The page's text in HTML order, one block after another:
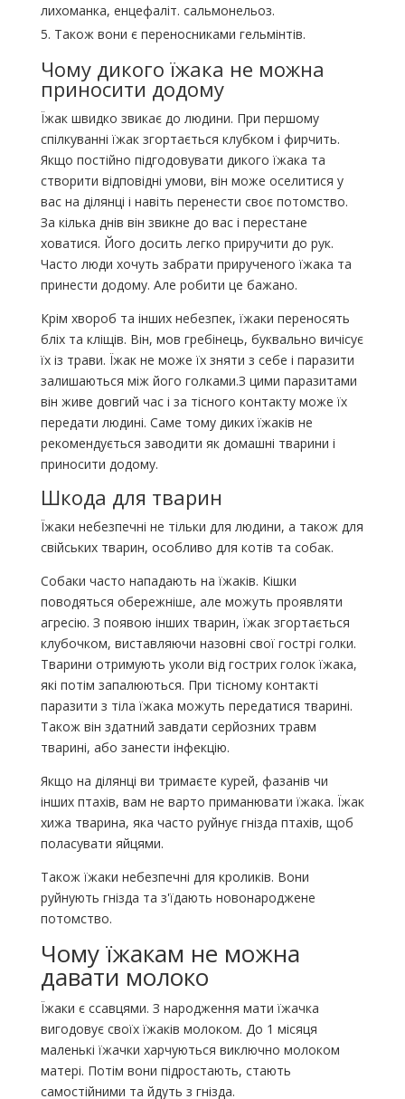
лихоманка, енцефаліт. сальмонельоз.
Також вони є переносниками гельмінтів.
Чому дикого їжака не можна
приносити додому
Їжак швидко звикає до людини. При першому
спілкуванні їжак згортається клубком і фирчить.
Якщо постійно підгодовувати дикого їжака та
створити відповідні умови, він може оселитися у
вас на ділянці і навіть перенести своє потомство.
За кілька днів він звикне до вас і перестане
ховатися. Його досить легко приручити до рук.
Часто люди хочуть забрати прирученого їжака та
принести додому. Але робити це бажано.
Крім хвороб та інших небезпек, їжаки переносять
бліх та кліщів. Він, мов гребінець, буквально вичісує
їх із трави. Їжак не може їх зняти з себе і паразити
залишаються між його голками.З цими паразитами
він живе довгий час і за тісного контакту може їх
передати людині. Саме тому диких їжаків не
рекомендується заводити як домашні тварини і
приносити додому.
Шкода для тварин
Їжаки небезпечні не тільки для людини, а також для
свійських тварин, особливо для котів та собак.
Собаки часто нападають на їжаків. Кішки
поводяться обережніше, але можуть проявляти
агресію. З появою інших тварин, їжак згортається
клубочком, виставляючи назовні свої гострі голки.
Тварини отримують уколи від гострих голок їжака,
які потім запалюються. При тісному контакті
паразити з тіла їжака можуть передатися тварині.
Також він здатний завдати серйозних травм
тварині, або занести інфекцію.
Якщо на ділянці ви тримаєте курей, фазанів чи
інших птахів, вам не варто приманювати їжака. Їжак
хижа тварина, яка часто руйнує гнізда птахів, щоб
поласувати яйцями.
Також їжаки небезпечні для кроликів. Вони
руйнують гнізда та з'їдають новонароджене
потомство.
Чому їжакам не можна
давати молоко
Їжаки є ссавцями. З народження мати їжачка
вигодовує своїх їжаків молоком. До 1 місяця
маленькі їжачки харчуються виключно молоком
матері. Потім вони підростають, стають
самостійними та йдуть з гнізда.